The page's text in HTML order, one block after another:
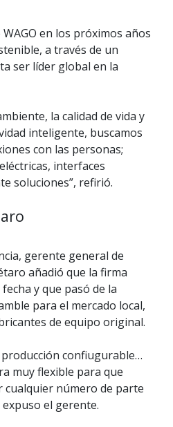
en los próximos años
a través de un
ser líder global en la
la calidad de vida y
inteligente, buscamos
con las personas;
interfaces
soluciones”, refirió.
gerente general de
añadió que la firma
y que pasó de la
para el mercado local,
de equipo original.
confiugurable…
muy flexible para que
cualquier número de parte
expuso el gerente.